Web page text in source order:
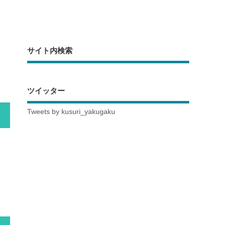
サイト内検索
ツイッター
Tweets by kusuri_yakugaku